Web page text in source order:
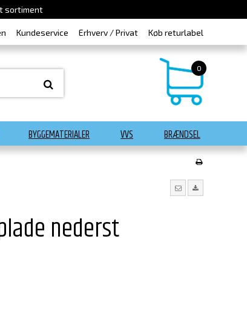
sortiment
Kundeservice Erhverv / Privat Køb returlabel
0
BYGGEMATERIALER VVS BRÆNDSEL
nederst